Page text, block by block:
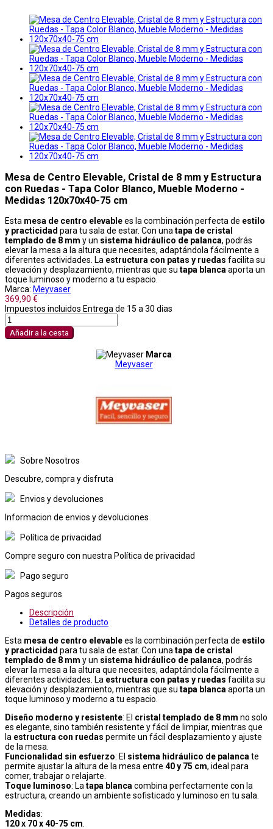
Mesa de Centro Elevable, Cristal de 8 mm y Estructura
con Ruedas - Tapa Color Blanco, Mueble Moderno -
Medidas 120x70x40-75 cm
Esta mesa de centro elevablees la combinación perfecta de estilo
y practicidad para tu sala de estar. Con una tapa de cristal
templado de 8 mm y un sistema hidráulico de palanca, podrás
elevar la mesa a la altura que necesites, adaptándola fácilmente a
diferentes actividades. La estructura con patas y ruedas facilita su
elevación y desplazamiento, mientras que su tapa blanca aporta un
toque luminoso y moderno a tu espacio.
Marca: Meyvaser
369,90 €
Impuestos incluidos Entrega de 15 a 30 dias
Añadir a la cesta
Marca
Meyvaser
Sobre Nosotros
Descubre, compra y disfruta
Envios y devoluciones
Informacion de envios y devoluciones
Política de privacidad
Compre seguro con nuestra Política de privacidad
Pago seguro
Pagos seguros
Descripción
Detalles de producto
Esta mesa de centro elevablees la combinación perfecta de estilo
y practicidad para tu sala de estar. Con una tapa de cristal
templado de 8 mm y un sistema hidráulico de palanca, podrás
elevar la mesa a la altura que necesites, adaptándola fácilmente a
diferentes actividades. La estructura con patas y ruedas facilita su
elevación y desplazamiento, mientras que su tapa blanca aporta un
toque luminoso y moderno a tu espacio.
Diseño moderno y resistente: El cristal templado de 8 mm no solo
es elegante, sino también resistente y fácil de limpiar, mientras que
la estructura con ruedas permite un fácil desplazamiento y ajuste
de la mesa.
Funcionalidad sin esfuerzo: El sistema hidráulico de palanca te
permite ajustar la altura de la mesa entre 40 y 75 cm, ideal para
comer, trabajar o relajarte.
Toque luminoso: La tapa blanca combina perfectamente con la
estructura, creando un ambiente sofisticado y luminoso en tu sala.
Medidas:
120 x 70 x 40-75 cm